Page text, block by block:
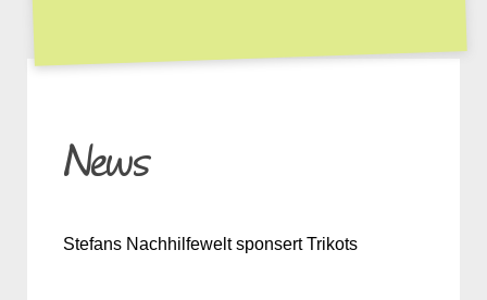
News
Stefans Nachhilfewelt sponsert Trikots